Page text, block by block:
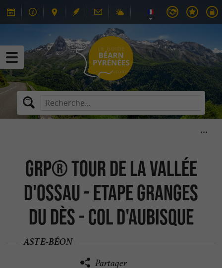
GRP® Tour de la Vallée
d'Ossau - Etape Granges
du Dès - Col d'Aubisque
ASTE-BÉON
Partager